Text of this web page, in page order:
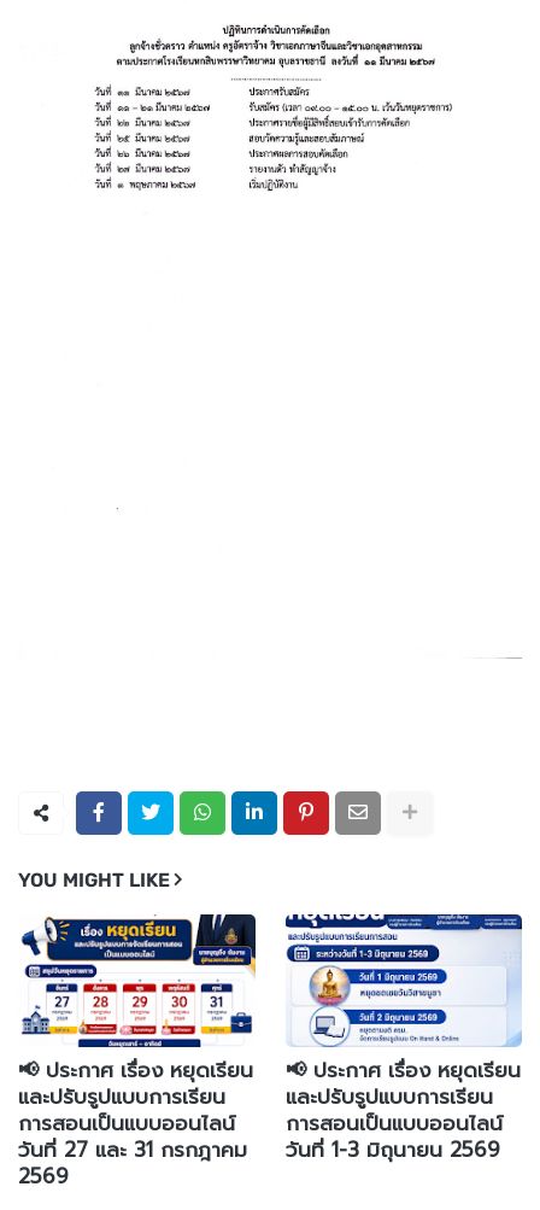
YOU MIGHT LIKE
📢 ประกาศ เรื่อง หยุดเรียน
และปรับรูปแบบการเรียน
การสอนเป็นแบบออนไลน์
วันที่ 27 และ 31 กรกฎาคม
2569
📢 ประกาศ เรื่อง หยุดเรียน
และปรับรูปแบบการเรียน
การสอนเป็นแบบออนไลน์
วันที่ 1-3 มิถุนายน 2569